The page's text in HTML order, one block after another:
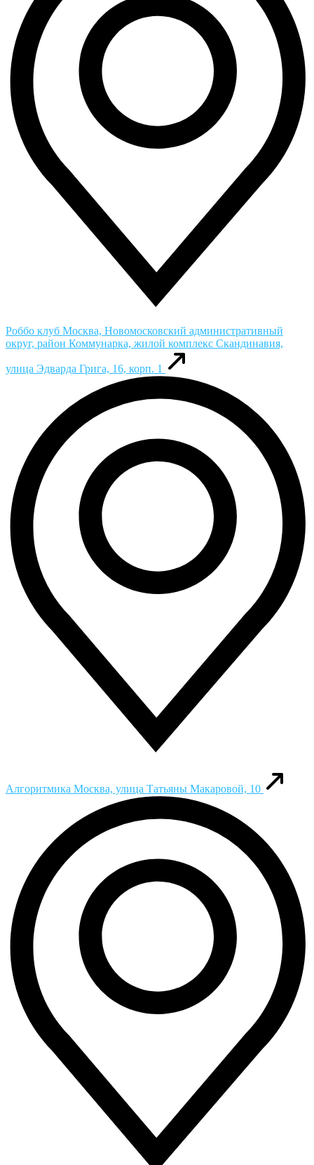
Роббо клуб Москва, Новомосковский административный
округ, район Коммунарка, жилой комплекс Скандинавия,
улица Эдварда Грига, 16, корп. 1
Алгоритмика Москва, улица Татьяны Макаровой, 10